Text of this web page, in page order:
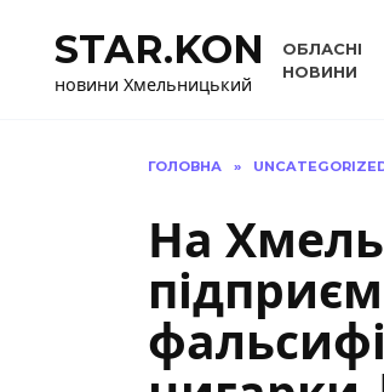
вмістуSTAR.KON
новини Хмельницький
ОБЛАСНІ
НОВИНИ
ГОЛОВНА »
На